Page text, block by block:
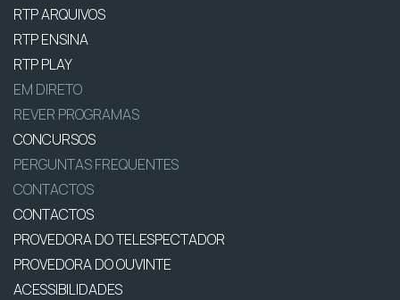
RTP ARQUIVOS
RTP ENSINA
RTP PLAY
EM DIRETO
REVER PROGRAMAS
CONCURSOS
PERGUNTAS FREQUENTES
CONTACTOS
CONTACTOS
PROVEDORA DO TELESPECTADOR
PROVEDORA DO OUVINTE
ACESSIBILIDADES